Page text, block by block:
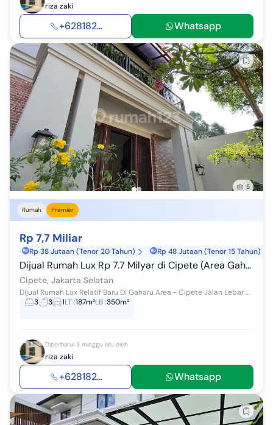
riza zaki
+628182... Whatsapp
5
Rumah Premier
Rp 7,7 Miliar
Rp 38 Jutaan (Tenor 20 Tahun) Rp 48 Jutaan (Tenor 15 Tahun)
Dijual Rumah Lux Rp 7.7 Milyar di Cipete (Area Gaharu) Luas 187Meter 2Lt Jalan Lebar dan Tenang
Cipete, Jakarta Selatan
Dijual Rumah Lux Relatif Baru Di Gaharu Area - Cipete Jalan Lebar Dan Tenang. Bebas Banjir Luas Tanah 187m2 (Secara Fisik mendekati 200m2) Luas Ba...
3
3 1LT:187m²LB:350m²
Diperbarui 3 minggu lalu oleh
riza zaki
+628182... Whatsapp